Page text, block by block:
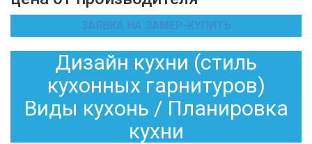
ЗАЯВКА НА ЗАМЕР-КУПИТЬ
Дизайн кухни (стиль
кухонных гарнитуров)
Виды кухонь / Планировка
кухни